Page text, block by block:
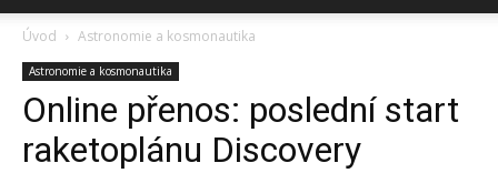
Úvod Astronomie a kosmonautika
Astronomie a kosmonautika
Online přenos: poslední start
raketoplánu Discovery